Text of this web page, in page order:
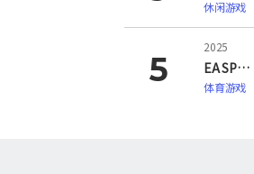
休闲游戏
2025
EA SPORTS FC 26
体育游戏